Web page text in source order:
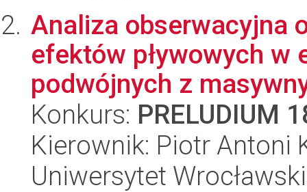
Analiza obserwacyjna
efektów pływowych w
podwójnych z
Konkurs: PRELUDIUM
Kierownik: Piotr Antoni
Uniwersytet